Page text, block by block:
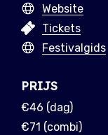
Website
Tickets
Festivalgids
PRIJS
€46 (dag)
€71 (combi)